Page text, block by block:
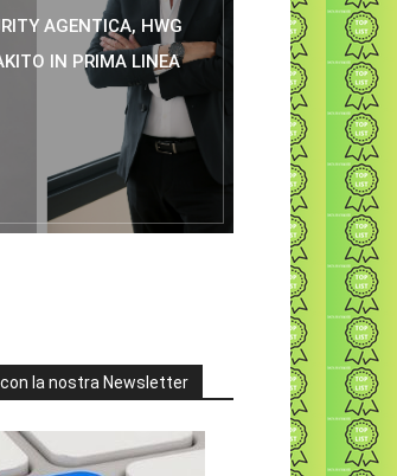
AGENTICA, HWG
IN PRIMA LINEA
la nostra Newsletter